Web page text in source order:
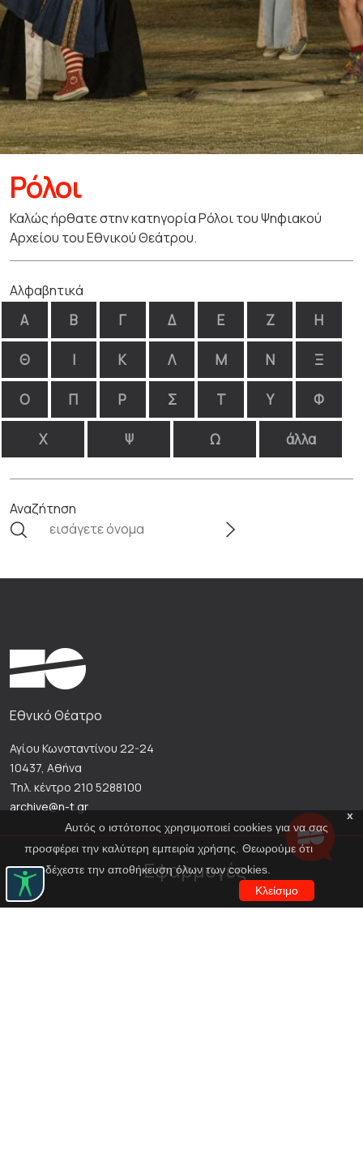
Ρόλοι
Καλώς ήρθατε στην κατηγορία Ρόλοι του Ψηφιακού
Αρχείου του Εθνικού Θεάτρου.
Αλφαβητικά
Α Β Γ Δ Ε Ζ Η
Θ Ι Κ Λ Μ Ν Ξ
Ο Π Ρ Σ Τ Υ Φ
Χ Ψ Ω άλλα
Αναζήτηση
x
Αυτός ο ιστότοπος χρησιμοποιεί cookies για να σας
προσφέρει την καλύτερη εμπειρία χρήσης. Θεωρούμε ότι
αποδέχεστε την αποθήκευση όλων των cookies.
Κλείσιμο
Εθνικό Θέατρο
Αγίου Κωνσταντίνου 22-24
10437, Αθήνα
Τηλ. κέντρο 210 5288100
archive@n-t.gr
Εφαρμογές